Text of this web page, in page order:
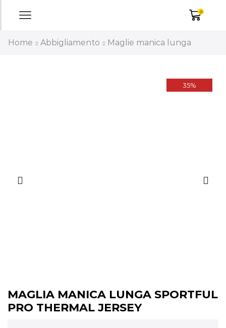
0
Home Abbigliamento Maglie manica lunga
35%
MAGLIA MANICA LUNGA SPORTFUL
PRO THERMAL JERSEY